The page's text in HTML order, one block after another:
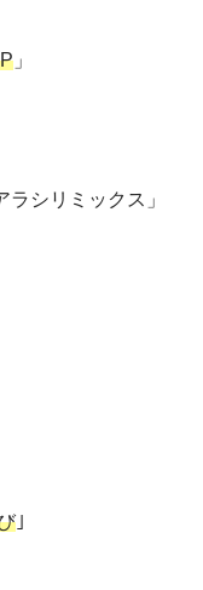
」
シリミックス」
｣